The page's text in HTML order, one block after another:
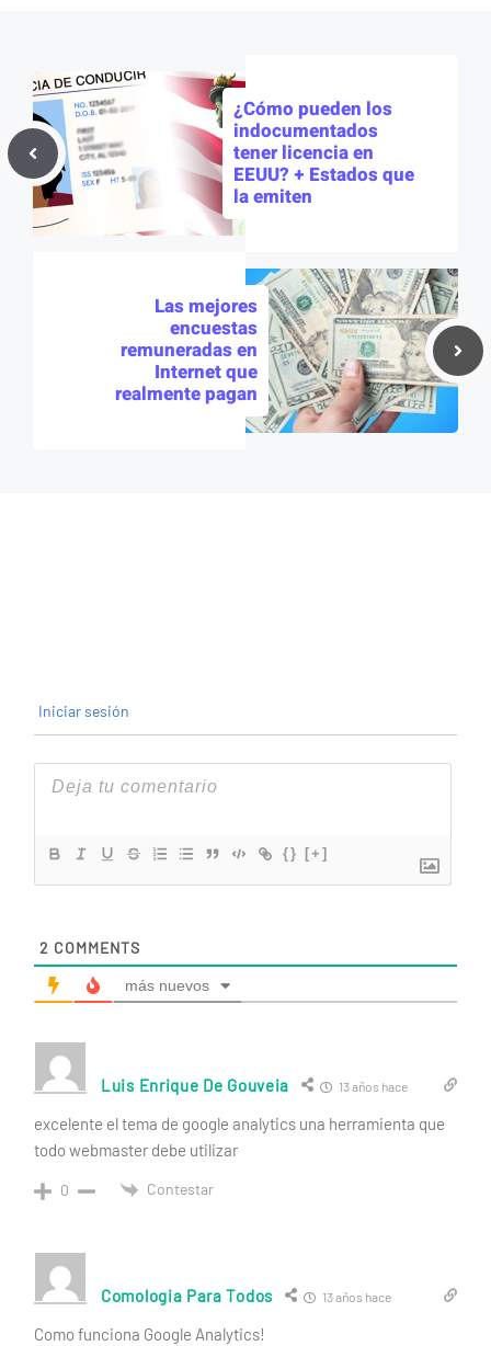
¿Cómo pueden los
indocumentados
tener licencia en
EEUU? + Estados que
la emiten
Las mejores
encuestas
remuneradas en
Internet que
realmente pagan
Iniciar sesión
{} [+]
2 COMMENTS
más nuevos
Luis Enrique De Gouveia 13 años hace
excelente el tema de google analytics una herramienta que
todo webmaster debe utilizar
0 Contestar
Comologia Para Todos 13 años hace
Como funciona Google Analytics!